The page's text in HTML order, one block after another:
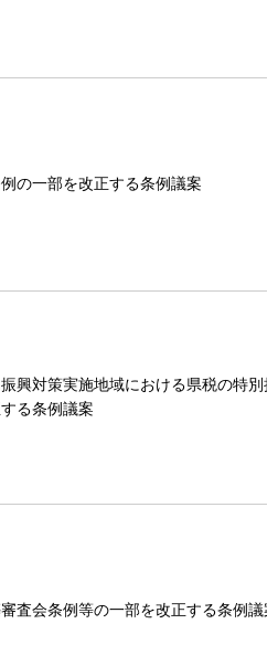
の一部を改正する条例議案
興対策実施地域における県税の特別
る条例議案
査会条例等の一部を改正する条例議案